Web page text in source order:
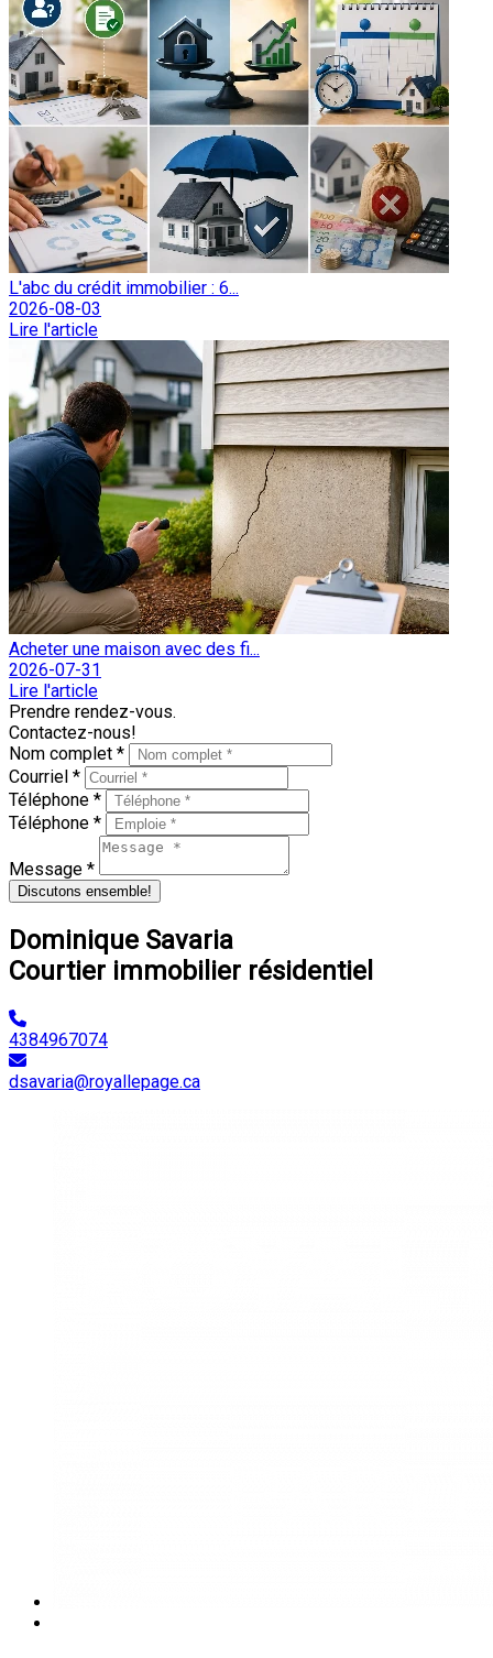
L'abc du crédit immobilier : 6...
2026-08-03
Lire l'article
Acheter une maison avec des fi...
2026-07-31
Lire l'article
Prendre rendez-vous.
Contactez-nous!
Nom complet *
Courriel *
Téléphone *
Téléphone *
Message *
Discutons ensemble!
Dominique Savaria
Courtier immobilier résidentiel
4384967074
dsavaria@royallepage.ca